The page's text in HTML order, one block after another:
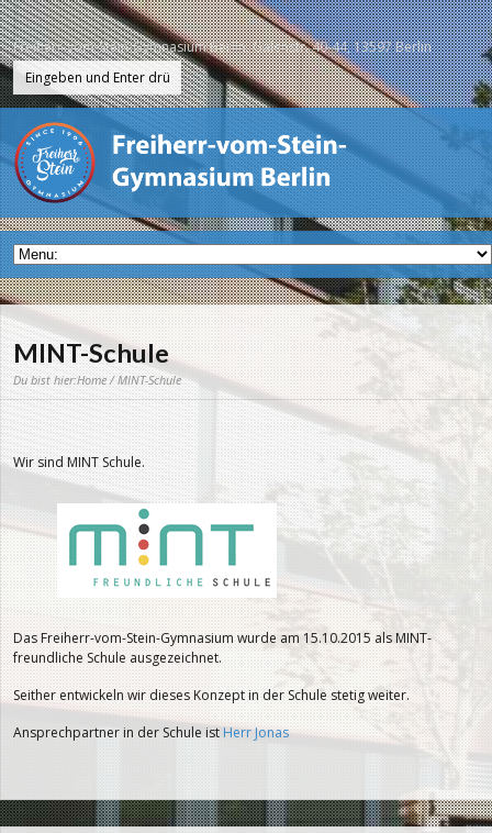
Freiherr-vom-Stein-Gymnasium Berlin, Galenstr. 40-44, 13597 Berlin
MINT-Schule
Du bist hier:Home/ MINT-Schule
Wir sind MINT Schule.
Das Freiherr-vom-Stein-Gymnasium wurde am 15.10.2015 als MINT-
freundliche Schule ausgezeichnet.
Seither entwickeln wir dieses Konzept in der Schule stetig weiter.
Ansprechpartner in der Schule istHerr Jonas